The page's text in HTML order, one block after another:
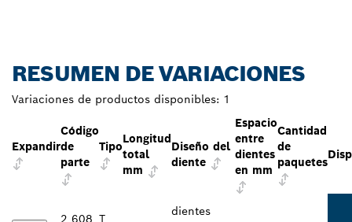
RESUMEN DE VARIACIONES
Variaciones de productos disponibles: 1
Expandir
Código
de
parte
Tipo
Longitud
total
mm
Diseño del
diente
Espacio
entre
dientes
en mm
Cantidad
de
paquetes
dientes